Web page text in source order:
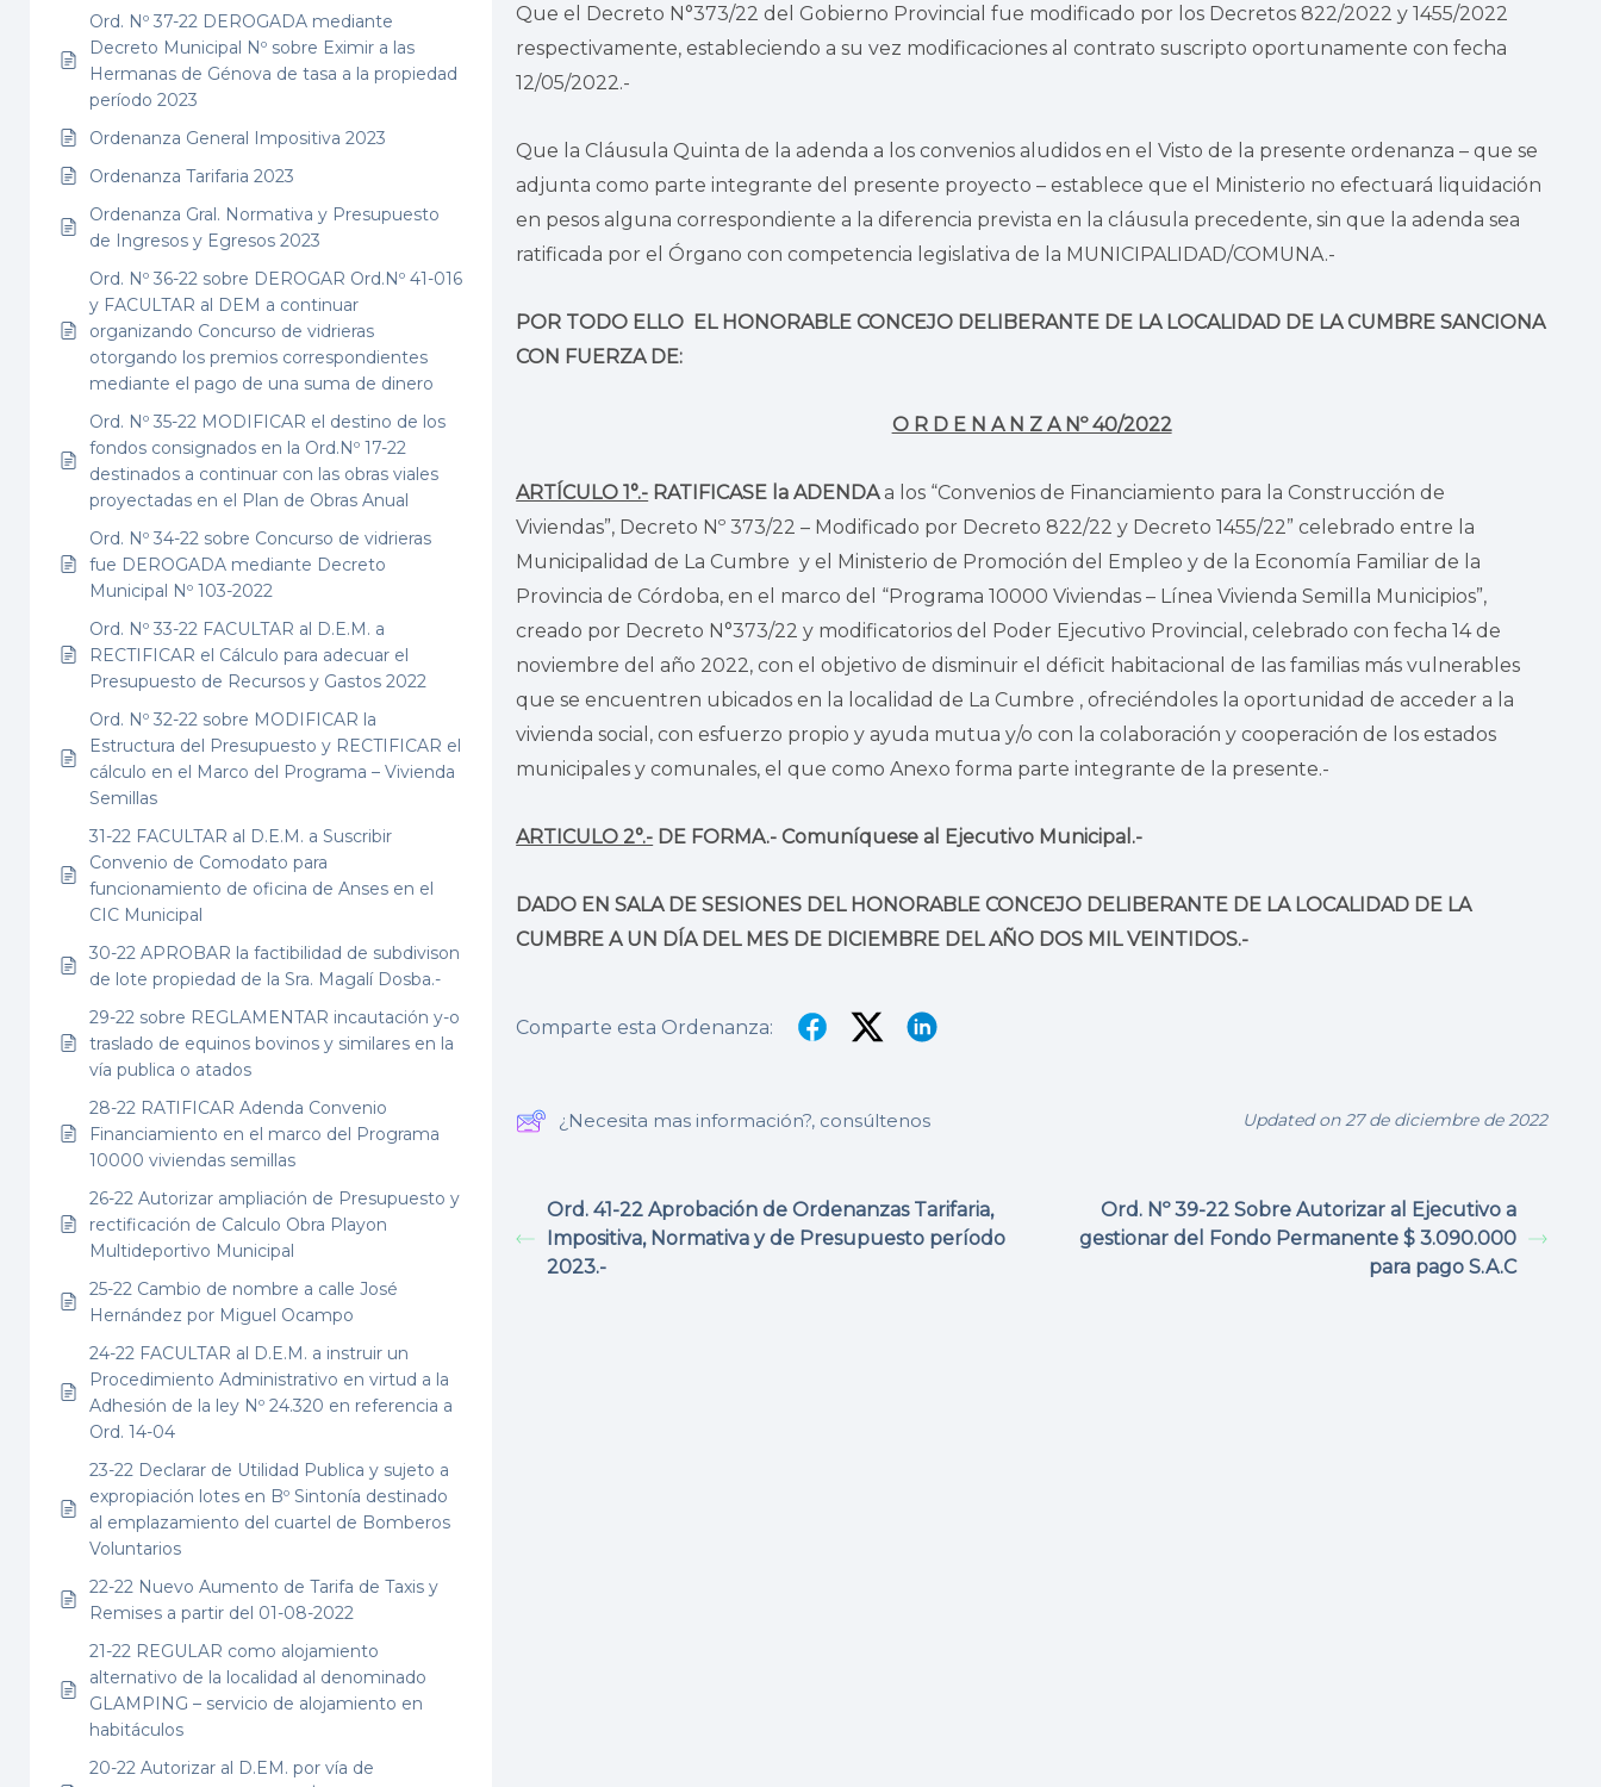
Ord. Nº 37-22 DEROGADA mediante
Decreto Municipal Nº sobre Eximir a las
Hermanas de Génova de tasa a la propiedad
período 2023
Ordenanza General Impositiva 2023
Ordenanza Tarifaria 2023
Ordenanza Gral. Normativa y Presupuesto
de Ingresos y Egresos 2023
Ord. Nº 36-22 sobre DEROGAR Ord.Nº 41-016
y FACULTAR al DEM a continuar
organizando Concurso de vidrieras
otorgando los premios correspondientes
mediante el pago de una suma de dinero
Ord. Nº 35-22 MODIFICAR el destino de los
fondos consignados en la Ord.Nº 17-22
destinados a continuar con las obras viales
proyectadas en el Plan de Obras Anual
Ord. Nº 34-22 sobre Concurso de vidrieras
fue DEROGADA mediante Decreto
Municipal Nº 103-2022
Ord. Nº 33-22 FACULTAR al D.E.M. a
RECTIFICAR el Cálculo para adecuar el
Presupuesto de Recursos y Gastos 2022
Ord. Nº 32-22 sobre MODIFICAR la
Estructura del Presupuesto y RECTIFICAR el
cálculo en el Marco del Programa – Vivienda
Semillas
31-22 FACULTAR al D.E.M. a Suscribir
Convenio de Comodato para
funcionamiento de oficina de Anses en el
CIC Municipal
30-22 APROBAR la factibilidad de subdivison
de lote propiedad de la Sra. Magalí Dosba.-
29-22 sobre REGLAMENTAR incautación y-o
traslado de equinos bovinos y similares en la
vía publica o atados
28-22 RATIFICAR Adenda Convenio
Financiamiento en el marco del Programa
10000 viviendas semillas
26-22 Autorizar ampliación de Presupuesto y
rectificación de Calculo Obra Playon
Multideportivo Municipal
25-22 Cambio de nombre a calle José
Hernández por Miguel Ocampo
24-22 FACULTAR al D.E.M. a instruir un
Procedimiento Administrativo en virtud a la
Adhesión de la ley Nº 24.320 en referencia a
Ord. 14-04
23-22 Declarar de Utilidad Publica y sujeto a
expropiación lotes en Bº Sintonía destinado
al emplazamiento del cuartel de Bomberos
Voluntarios
22-22 Nuevo Aumento de Tarifa de Taxis y
Remises a partir del 01-08-2022
21-22 REGULAR como alojamiento
alternativo de la localidad al denominado
GLAMPING – servicio de alojamiento en
habitáculos
20-22 Autorizar al D.EM. por vía de
Que el Decreto N°373/22 del Gobierno Provincial fue modificado por los Decretos 822/2022 y 1455/2022
respectivamente, estableciendo a su vez modificaciones al contrato suscripto oportunamente con fecha
12/05/2022.-
Que la Cláusula Quinta de la adenda a los convenios aludidos en el Visto de la presente ordenanza – que se
adjunta como parte integrante del presente proyecto – establece que el Ministerio no efectuará liquidación
en pesos alguna correspondiente a la diferencia prevista en la cláusula precedente, sin que la adenda sea
ratificada por el Órgano con competencia legislativa de la MUNICIPALIDAD/COMUNA.-
POR TODO ELLO EL HONORABLE CONCEJO DELIBERANTE DE LA LOCALIDAD DE LA CUMBRE SANCIONA
CON FUERZA DE:
O R D E N A N Z A Nº 40/2022
ARTÍCULO 1°.- RATIFICASE la ADENDAa los “Convenios de Financiamiento para la Construcción de
Viviendas”, Decreto Nº 373/22 – Modificado por Decreto 822/22 y Decreto 1455/22” celebrado entre la
Municipalidad de La Cumbre y el Ministerio de Promoción del Empleo y de la Economía Familiar de la
Provincia de Córdoba, en el marco del “Programa 10000 Viviendas – Línea Vivienda Semilla Municipios”,
creado por Decreto N°373/22 y modificatorios del Poder Ejecutivo Provincial, celebrado con fecha 14 de
noviembre del año 2022, con el objetivo de disminuir el déficit habitacional de las familias más vulnerables
que se encuentren ubicados en la localidad de La Cumbre , ofreciéndoles la oportunidad de acceder a la
vivienda social, con esfuerzo propio y ayuda mutua y/o con la colaboración y cooperación de los estados
municipales y comunales, el que como Anexo forma parte integrante de la presente.-
ARTICULO 2°.- DE FORMA.- Comuníquese al Ejecutivo Municipal.-
DADO EN SALA DE SESIONES DEL HONORABLE CONCEJO DELIBERANTE DE LA LOCALIDAD DE LA
CUMBRE A UN DÍA DEL MES DE DICIEMBRE DEL AÑO DOS MIL VEINTIDOS.-
Comparte esta Ordenanza:
¿Necesita mas información?, consúltenos Updated on 27 de diciembre de 2022
Ord. 41-22 Aprobación de Ordenanzas Tarifaria,
Impositiva, Normativa y de Presupuesto período
2023.-
Ord. Nº 39-22 Sobre Autorizar al Ejecutivo a
gestionar del Fondo Permanente $ 3.090.000
para pago S.A.C